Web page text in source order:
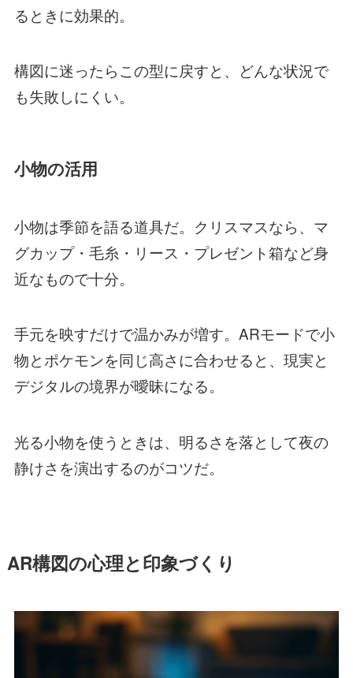
るときに効果的。
構図に迷ったらこの型に戻すと、どんな状況で
も失敗しにくい。
小物の活用
小物は季節を語る道具だ。クリスマスなら、マ
グカップ・毛糸・リース・プレゼント箱など身
近なもので十分。
手元を映すだけで温かみが増す。ARモードで小
物とポケモンを同じ高さに合わせると、現実と
デジタルの境界が曖昧になる。
光る小物を使うときは、明るさを落として夜の
静けさを演出するのがコツだ。
AR構図の心理と印象づくり